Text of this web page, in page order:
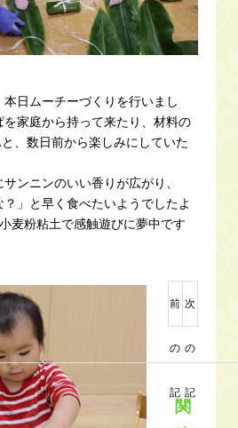
日ムーチーづくりを行いまし
家庭から持って来たり、材料の
、数日前から楽しみにしていた
ンニンのいい香りが広がり、
？」と早く食べたいようでしたよ
麦粉粘土で感触遊びに夢中です
関